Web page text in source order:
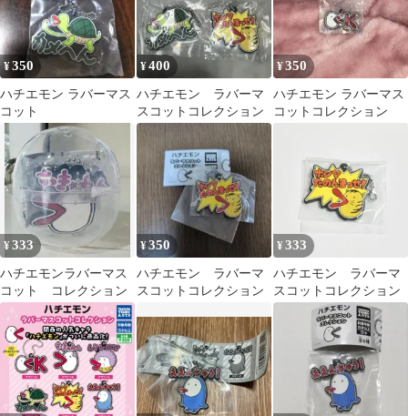
¥350
ハチエモン ラバーマス
コット
¥400
ハチエモン ラバーマ
スコットコレクション
¥350
ハチエモン ラバーマス
コットコレクション
¥333
ハチエモンラバーマス
コット コレクション
¥350
ハチエモン ラバーマ
スコットコレクション
¥333
ハチエモン ラバーマ
スコットコレクション